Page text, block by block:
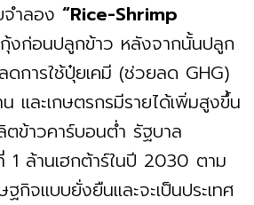
ำลอง “Rice-Shrimp
กุ้งก่อนปลูกข้าว หลังจากนั้นปลูก
ดการใช้ปุ๋ยเคมี (ช่วยลด GHG)
และเกษตรกรมีรายได้เพิ่มสูงขึ้น
ตข้าวคาร์บอนต่ำ รัฐบาล
1 ล้านเฮกต้าร์ในปี 2030 ตาม
กิจแบบยั่งยืนและจะเป็นประเทศ